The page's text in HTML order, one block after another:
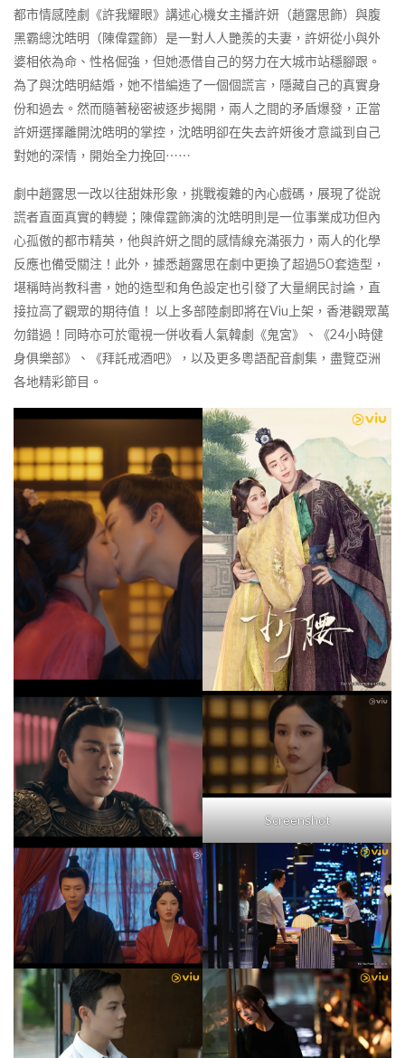
都市情感陸劇《許我耀眼》講述心機女主播許妍（趙露思飾）與腹
黑霸總沈皓明（陳偉霆飾）是一對人人艷羨的夫妻，許妍從小與外
婆相依為命、性格倔強，但她憑借自己的努力在大城市站穩腳跟。
為了與沈皓明結婚，她不惜編造了一個個謊言，隱藏自己的真實身
份和過去。然而隨著秘密被逐步揭開，兩人之間的矛盾爆發，正當
許妍選擇離開沈皓明的掌控，沈皓明卻在失去許妍後才意識到自己
對她的深情，開始全力挽回⋯⋯
劇中趙露思一改以往甜妹形象，挑戰複雜的內心戲碼，展現了從說
謊者直面真實的轉變；陳偉霆飾演的沈皓明則是一位事業成功但內
心孤傲的都市精英，他與許妍之間的感情線充滿張力，兩人的化學
反應也備受關注！此外，據悉趙露思在劇中更換了超過50套造型，
堪稱時尚教科書，她的造型和角色設定也引發了大量網民討論，直
接拉高了觀眾的期待值！ 以上多部陸劇即將在Viu上架，香港觀眾萬
勿錯過！同時亦可於電視一併收看人氣韓劇《鬼宮》、《24小時健
身俱樂部》、《拜託戒酒吧》，以及更多粵語配音劇集，盡覽亞洲
各地精彩節目。
Screenshot